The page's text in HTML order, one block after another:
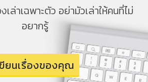
เล่าเฉพาะตัว อย่ามัวเล่าให้คนที่ไม่
อยากรู้
ยนเรื่องของคุณ